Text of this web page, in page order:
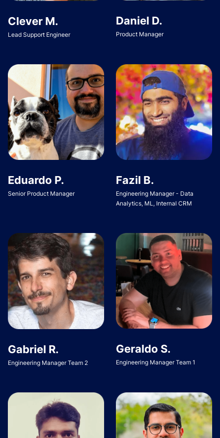
Clever M.
Lead Support Engineer
Daniel D.
Product Manager
Eduardo P.
Senior Product Manager
Fazil B.
Engineering Manager - Data
Analytics, ML, Internal CRM
Gabriel R.
Engineering Manager Team 2
Geraldo S.
Engineering Manager Team 1